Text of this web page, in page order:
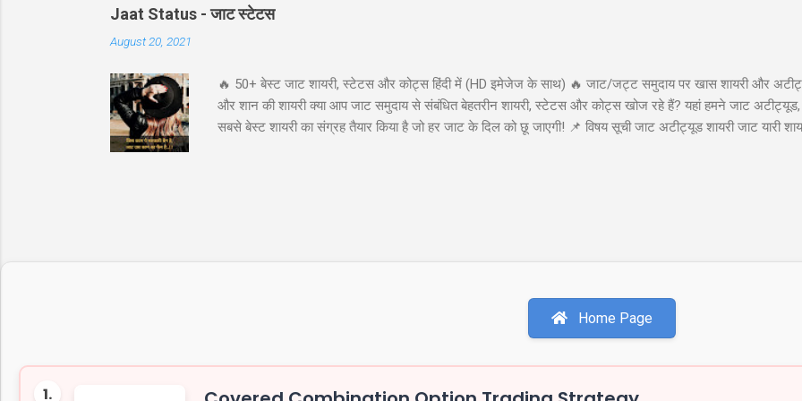
संभावना प्रद...
Jaat Status - जाट स्टेटस
August 20, 2021
🔥 50+ बेस्ट जाट शायरी, स्टेटस और कोट्स हिंदी में (HD इमेजेज के साथ) 🔥 जाट/जट्ट समुदाय पर खास शायरी और
और शान की शायरी क्या आप जाट समुदाय से संबंधित बेहतरीन शायरी, स्टेटस और कोट्स खोज रहे हैं? यहां हमने जाट अटीट्यूड,
सबसे बेस्ट शायरी का संग्रह तैयार किया है जो हर जाट के दिल को छू जाएगी! 📌 विषय सूची जाट अटीट्यूड शायरी जाट यारी
Home Page
1.